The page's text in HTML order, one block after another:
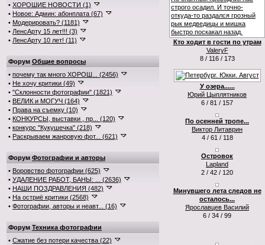
• ХОРОШИЕ НОВОСТИ (1)
• Новое: Админ: абонплата (67)
• Модерировать? (1181)
• ЛенсАрту 15 лет!!! (3)
• ЛенсАрту 10 лет! (11)
Форум Общие вопросы
• почему так много ХОРОШ... (2456)
• Не хочу критики (49)
• "Склонности фотографии" (1821)
• ВЕЛИК и МОГУЧ (164)
• Права на съемку (10)
• КОНКУРСЫ, выставки , пр... (120)
• конкурс "Кукушечка" (218)
• Раскрываем жанровую фот... (621)
Форум Фотографии и авторы
• Воровство фотографии (625)
• УДАЛЕНИЕ РАБОТ, БАНЫ: ... (2636)
• НАШИ ПОЗДРАВЛЕНИЯ (482)
• На остриё критики (2568)
• Фотографии, авторы и неавт... (16)
Форум Техника фотографии
• Сжатие без потери качества (22)
Кто ходит в гости по утрам
ValeryF
8 / 116 / 173
У озера......
Юрий Цыплятников
6 / 81 / 157
По осенней тропе...
Виктор Литаврин
4 / 61 / 118
Островок
Lapland
2 / 42 / 120
Минувшего лета следов не
осталось...
Ярославцев Василий
6 / 34 / 99